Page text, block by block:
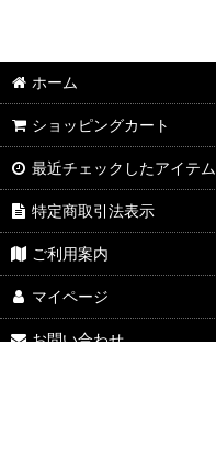
ホーム
ショッピングカート
最近チェックしたアイテム
特定商取引法表示
ご利用案内
マイページ
お問い合わせ